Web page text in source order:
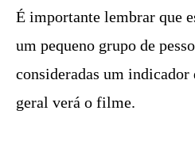
É importante lembrar que
um pequeno grupo de
consideradas um
geral verá o filme.